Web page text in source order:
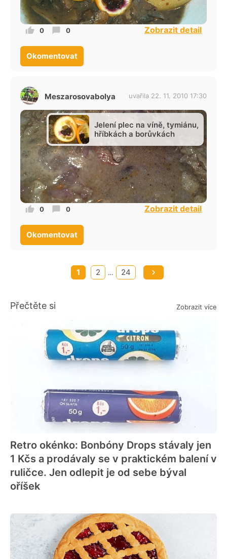
0 0 Zobrazit detail
Okomentovat
Meszarosovabolya uvařila 22. 11. 2010 17:30
Jelení plec na víně, tymiánu,
hříbkách a borůvkách
0 0 Zobrazit detail
Okomentovat
1 2 … 24
Přečtěte si Zobrazit více
Retro okénko: Bonbóny Drops stávaly jen
1 Kčs a prodávaly se v praktickém balení v
ruličce. Jen odlepit je od sebe býval
oříšek